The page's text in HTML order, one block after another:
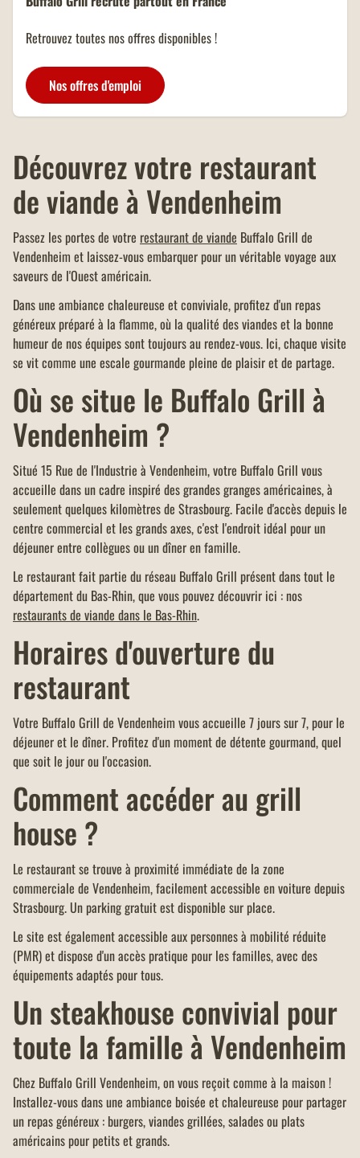
Un menu KIDS offert dans tous
présentation de votre carte
Retrouvez toutes nos offres disponibles !
Nos offres d'emploi
Découvrez votre restaurant
de viande à Vendenheim
Passez les portes de votre restaurant de viande Buffalo Grill de
Vendenheim et laissez-vous embarquer pour un véritable voyage aux
saveurs de l'Ouest américain.
Dans une ambiance chaleureuse et conviviale, profitez d'un repas
généreux préparé à la flamme, où la qualité des viandes et la bonne
humeur de nos équipes sont toujours au rendez-vous. Ici, chaque visite
se vit comme une escale gourmande pleine de plaisir et de partage.
Où se situe le Buffalo Grill à
Vendenheim ?
Situé 15 Rue de l'Industrie à Vendenheim, votre Buffalo Grill vous
accueille dans un cadre inspiré des grandes granges américaines, à
seulement quelques kilomètres de Strasbourg. Facile d'accès depuis le
centre commercial et les grands axes, c'est l'endroit idéal pour un
déjeuner entre collègues ou un dîner en famille.
Le restaurant fait partie du réseau Buffalo Grill présent dans tout le
département du Bas-Rhin, que vous pouvez découvrir ici : nos
restaurants de viande dans le Bas-Rhin.
Horaires d'ouverture du
restaurant
Votre Buffalo Grill de Vendenheim vous accueille 7 jours sur 7, pour le
déjeuner et le dîner. Profitez d'un moment de détente gourmand, quel
que soit le jour ou l'occasion.
Comment accéder au grill
house ?
Le restaurant se trouve à proximité immédiate de la zone
commerciale de Vendenheim, facilement accessible en voiture depuis
Strasbourg. Un parking gratuit est disponible sur place.
Le site est également accessible aux personnes à mobilité réduite
(PMR) et dispose d'un accès pratique pour les familles, avec des
équipements adaptés pour tous.
Un steakhouse convivial pour
toute la famille à Vendenheim
Chez Buffalo Grill Vendenheim, on vous reçoit comme à la maison !
Installez-vous dans une ambiance boisée et chaleureuse pour partager
un repas généreux : burgers, viandes grillées, salades ou plats
américains pour petits et grands.